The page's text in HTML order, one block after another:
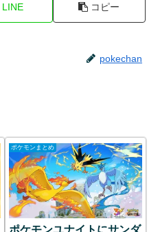
LINE コピー
pokechan
ポケモンまとめ